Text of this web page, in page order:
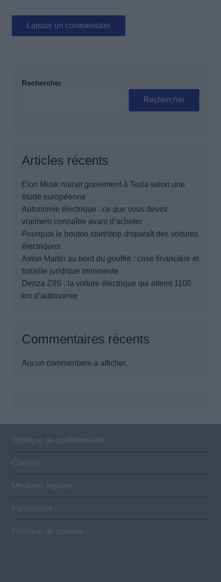
Rechercher
Rechercher
Articles récents
Elon Musk nuirait gravement à Tesla selon une
étude européenne
Autonomie électrique : ce que vous devez
vraiment connaître avant d’acheter
Pourquoi le bouton start/stop disparaît des voitures
électriques
Aston Martin au bord du gouffre : crise financière et
bataille juridique imminente
Denza Z9S : la voiture électrique qui atteint 1100
km d’autonomie
Commentaires récents
Aucun commentaire à afficher.
Politique de confidentialité
Contact
Mentions légales
Partenaires
Politique de cookies